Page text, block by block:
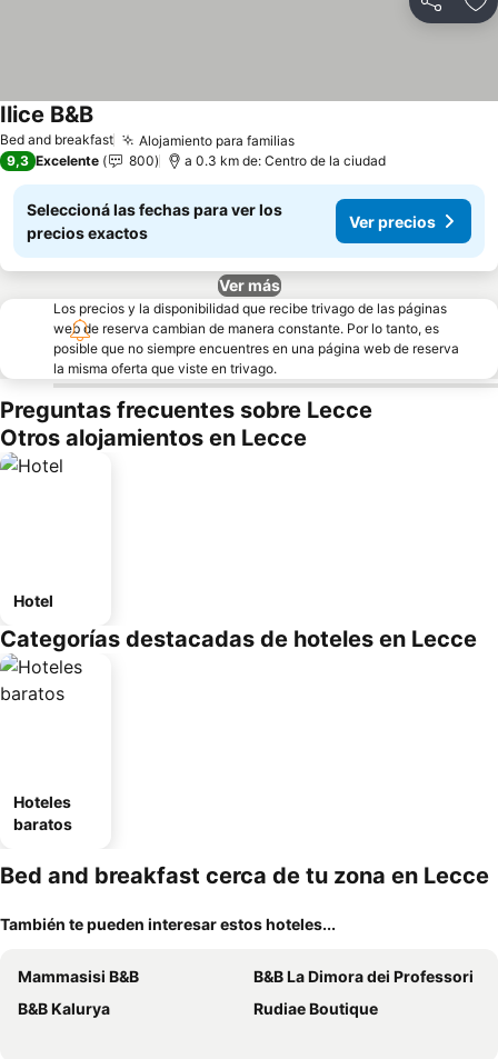
Compartir
Bed and breakfast Alojamiento para familiasVer precios
Ilice B&BVer precios
9,3 Excelente 800 a 0.3 km de: Centro de la ciudad
Seleccioná las fechas para ver los
precios exactos
Ver precios
Ver más
Los precios y la disponibilidad que recibe trivago de las páginas
web de reserva cambian de manera constante. Por lo tanto, es
posible que no siempre encuentres en una página web de reserva
la misma oferta que viste en trivago.
Preguntas frecuentes sobre Lecce
Otros alojamientos en Lecce
Hotel
Categorías destacadas de hoteles en Lecce
Hoteles
baratos
Bed and breakfast cerca de tu zona en Lecce
También te pueden interesar estos hoteles...
Mammasisi B&B
B&B La Dimora dei Professori
B&B Kalurya
Rudiae Boutique